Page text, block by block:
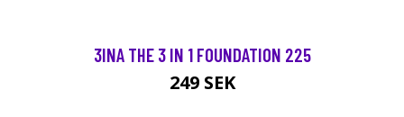
3INA THE 3 IN 1 FOUNDATION 225
249 SEK